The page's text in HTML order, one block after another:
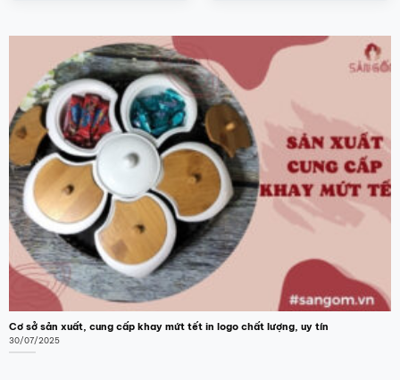
Cơ sở sản xuất, cung cấp khay mứt tết in logo chất lượng, uy tín
30/07/2025